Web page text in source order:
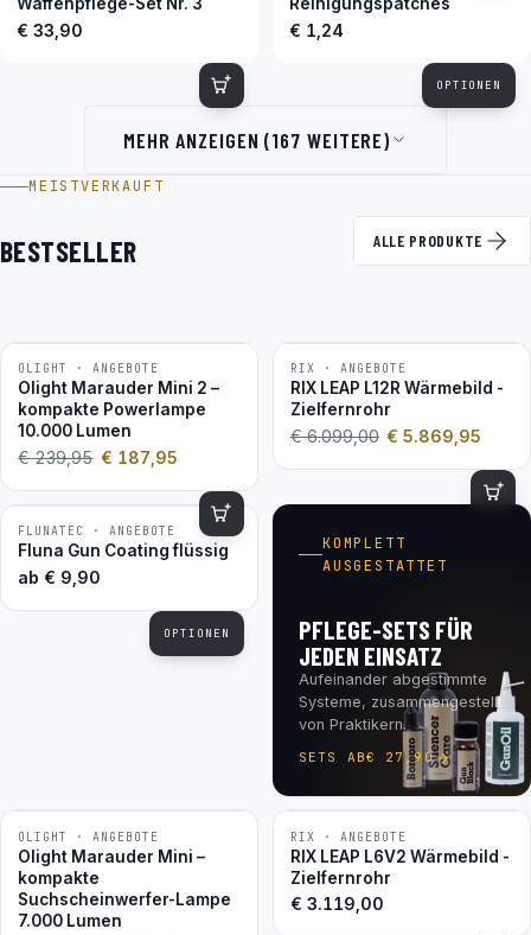
€ 33,90 € 1,24
OPTIONEN
MEHR ANZEIGEN (167 WEITERE)
MEISTVERKAUFT
BESTSELLER ALLE PRODUKTE
−22 %
OLIGHT · ANGEBOTE
Olight Marauder Mini 2 –
kompakte Powerlampe
10.000 Lumen
€239,95 € 187,95
−4 %
RIX · ANGEBOTE
RIX LEAP L12R Wärmebild -
Zielfernrohr
€6.099,00 € 5.869,95
BESTSELLER
FLUNATEC · ANGEBOTE
Fluna Gun Coating flüssig
ab € 9,90
OPTIONEN
KOMPLETT
AUSGESTATTET
PFLEGE-SETS FÜR
JEDEN EINSATZ
Aufeinander abgestimmte
Systeme, zusammengestellt
von Praktikern.
SETS AB€ 27,90
−41 %
OLIGHT · ANGEBOTE
Olight Marauder Mini –
kompakte
Suchscheinwerfer-Lampe
7.000 Lumen
RIX · ANGEBOTE
RIX LEAP L6V2 Wärmebild -
Zielfernrohr
€ 3.119,00